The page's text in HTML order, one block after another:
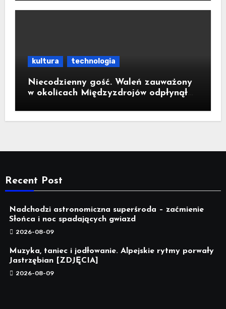
kultura technologia
Niecodzienny gość. Waleń zauważony
w okolicach Międzyzdrojów odpłynął
Recent Post
Nadchodzi astronomiczna superśroda – zaćmienie
Słońca i noc spadających gwiazd
2026-08-09
Muzyka, taniec i jodłowanie. Alpejskie rytmy porwały
Jastrzębian [ZDJĘCIA]
2026-08-09